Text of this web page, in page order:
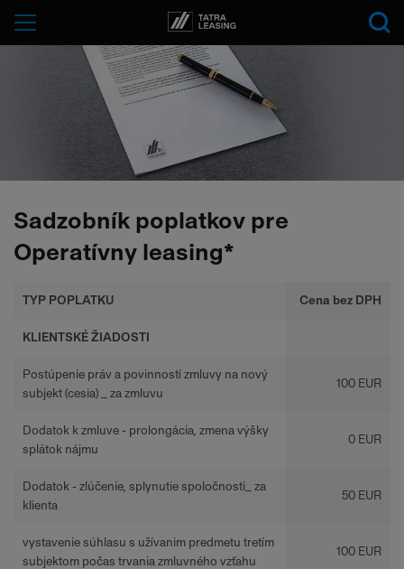
Menu
Tatra-
Sadzobník poplatkov pre
Operatívny leasing*
TYP POPLATKU Cena bez DPH
KLIENTSKÉ ŽIADOSTI
Postúpenie práv a povinností zmluvy na nový
subjekt (cesia) _ za zmluvu
100 EUR
Dodatok k zmluve - prolongácia, zmena výšky
splátok nájmu
0 EUR
Dodatok - zlúčenie, splynutie spoločnosti_ za
klienta
50 EUR
vystavenie súhlasu s užívanim predmetu tretím
subjektom počas trvania zmluvného vzťahu
100 EUR